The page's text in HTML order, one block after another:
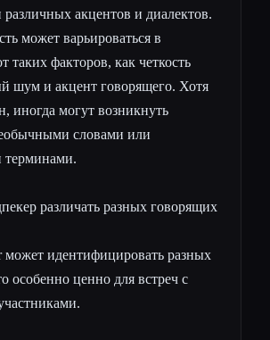
различных акцентов и диалектов.
может варьироваться в
таких факторов, как четкость
шум и акцент говорящего. Хотя
иногда могут возникнуть
словами или
терминами.
различать разных говорящих
может идентифицировать разных
особенно ценно для встреч с